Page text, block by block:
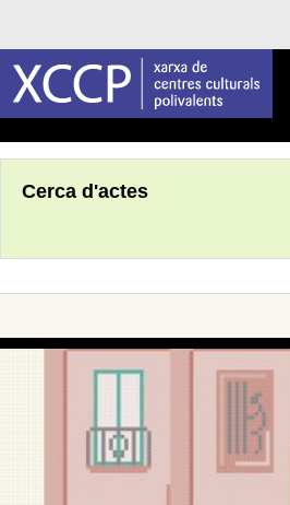
Cerca d'actes